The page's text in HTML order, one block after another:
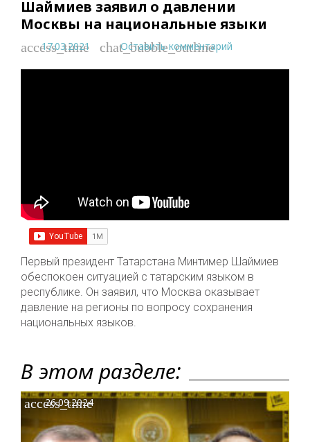
Шаймиев заявил о давлении
Москвы на национальные языки
access_time
17.03.2021 chat_bubble_outline
Оставить комментарий
Первый президент Татарстана Минтимер Шаймиев
обеспокоен ситуацией с татарским языком в
республике. Он заявил, что Москва оказывает
давление на регионы по вопросу сохранения
национальных языков.
В этом разделе:
access_time
26.09.2024